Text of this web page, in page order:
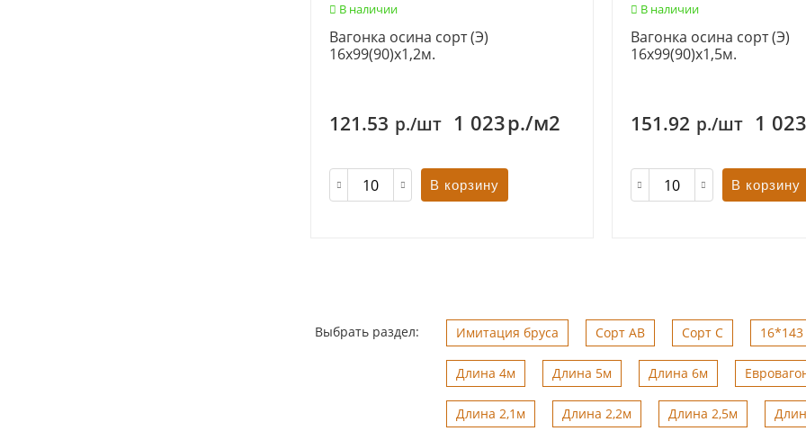
В наличии
Вагонка осина сорт (Э)
16х99(90)х1,2м.
121.53 р./шт 1 023р./м2
В корзину
В наличии
Вагонка осина сорт (Э)
16х99(90)х1,5м.
151.92 р./шт 1 023
В корзину
Выбрать раздел: Имитация бруса Сорт АВ Сорт С
Длина 4м Длина 5м Длина 6м
Длина 2,1м Длина 2,2м Длина 2,5м